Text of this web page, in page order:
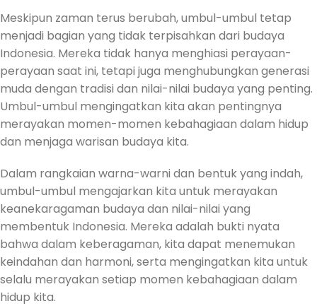
Meskipun zaman terus berubah, umbul-umbul tetap
menjadi bagian yang tidak terpisahkan dari budaya
Indonesia. Mereka tidak hanya menghiasi perayaan-
perayaan saat ini, tetapi juga menghubungkan generasi
muda dengan tradisi dan nilai-nilai budaya yang penting.
Umbul-umbul mengingatkan kita akan pentingnya
merayakan momen-momen kebahagiaan dalam hidup
dan menjaga warisan budaya kita.
Dalam rangkaian warna-warni dan bentuk yang indah,
umbul-umbul mengajarkan kita untuk merayakan
keanekaragaman budaya dan nilai-nilai yang
membentuk Indonesia. Mereka adalah bukti nyata
bahwa dalam keberagaman, kita dapat menemukan
keindahan dan harmoni, serta mengingatkan kita untuk
selalu merayakan setiap momen kebahagiaan dalam
hidup kita.